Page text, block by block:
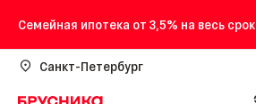
Семейная ипотека от 3,5% на весь срок
Санкт-Петербург